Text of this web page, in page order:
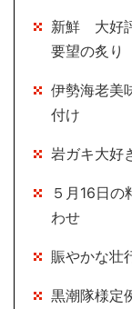
新鮮 大好
要望の炙り
伊勢海老美
付け
岩ガキ大好
５月16日
わせ
賑やかな壮
黒潮隊様定